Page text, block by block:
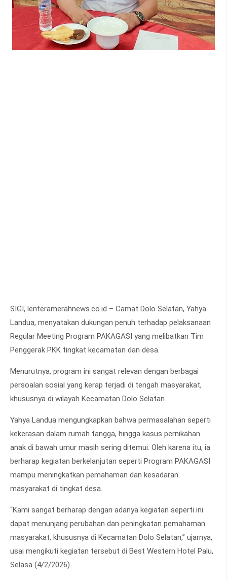
SIGI, lenteramerahnews.co.id – Camat Dolo Selatan, Yahya
Landua, menyatakan dukungan penuh terhadap pelaksanaan
Regular Meeting Program PAKAGASI yang melibatkan Tim
Penggerak PKK tingkat kecamatan dan desa.
Menurutnya, program ini sangat relevan dengan berbagai
persoalan sosial yang kerap terjadi di tengah masyarakat,
khususnya di wilayah Kecamatan Dolo Selatan.
Yahya Landua mengungkapkan bahwa permasalahan seperti
kekerasan dalam rumah tangga, hingga kasus pernikahan
anak di bawah umur masih sering ditemui. Oleh karena itu, ia
berharap kegiatan berkelanjutan seperti Program PAKAGASI
mampu meningkatkan pemahaman dan kesadaran
masyarakat di tingkat desa.
“Kami sangat berharap dengan adanya kegiatan seperti ini
dapat menunjang perubahan dan peningkatan pemahaman
masyarakat, khususnya di Kecamatan Dolo Selatan,” ujarnya,
usai mengikuti kegiatan tersebut di Best Western Hotel Palu,
Selasa (4/2/2026).